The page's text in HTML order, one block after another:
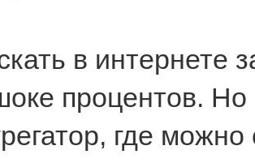
в интернете
процентов.
где